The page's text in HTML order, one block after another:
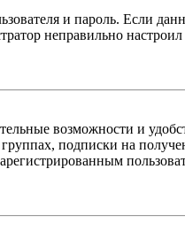
и пароль. Если
неправильно
возможности и
подписки на